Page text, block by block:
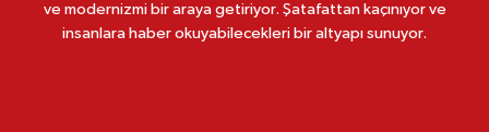
ve modernizmi bir araya getiriyor. Şatafattan kaçınıyor ve
insanlara haber okuyabilecekleri bir altyapı sunuyor.